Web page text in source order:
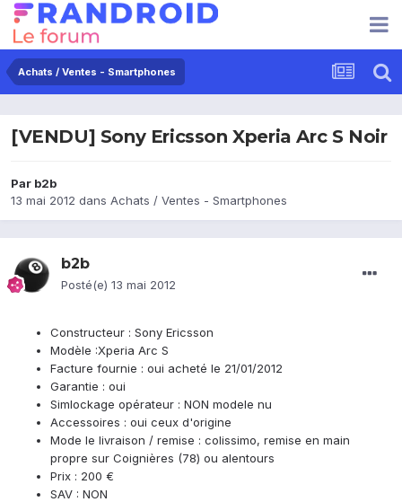
Achats / Ventes - Smartphones
[VENDU] Sony Ericsson Xperia Arc S Noir
Par b2b
13 mai 2012 dans Achats / Ventes - Smartphones
b2b
Posté(e) 13 mai 2012
Constructeur : Sony Ericsson
Modèle :Xperia Arc S
Facture fournie : oui acheté le 21/01/2012
Garantie : oui
Simlockage opérateur : NON modele nu
Accessoires : oui ceux d'origine
Mode le livraison / remise : colissimo, remise en main
propre sur Coignières (78) ou alentours
Prix : 200 €
SAV : NON